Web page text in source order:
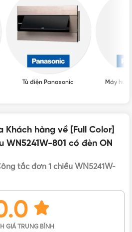
màu trắng
công tắc WN5241W-801
đèn báo khi ON, 300VAC – 4A
B
Tủ điện Panasonic Máy hút
hàng về [Full Color]
WN5241W-801 có đèn ON
tắc đơn 1 chiều WN5241W-
GIÁ TRUNG BÌNH